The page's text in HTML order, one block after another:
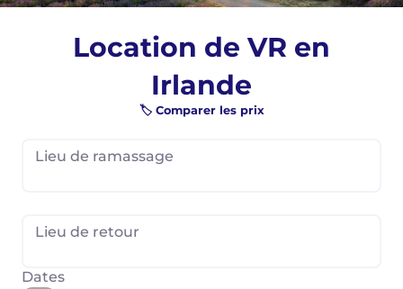
Location de VR en
Irlande
🏷️ Comparer les prix
Lieu de ramassage
Lieu de retour
Dates